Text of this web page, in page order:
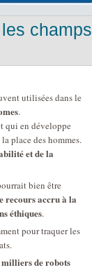
champs
utilisées dans le
.
qui en développe
place des hommes.
et de la
bien être
recours accru à la
éthiques.
pour traquer les
milliers de robots